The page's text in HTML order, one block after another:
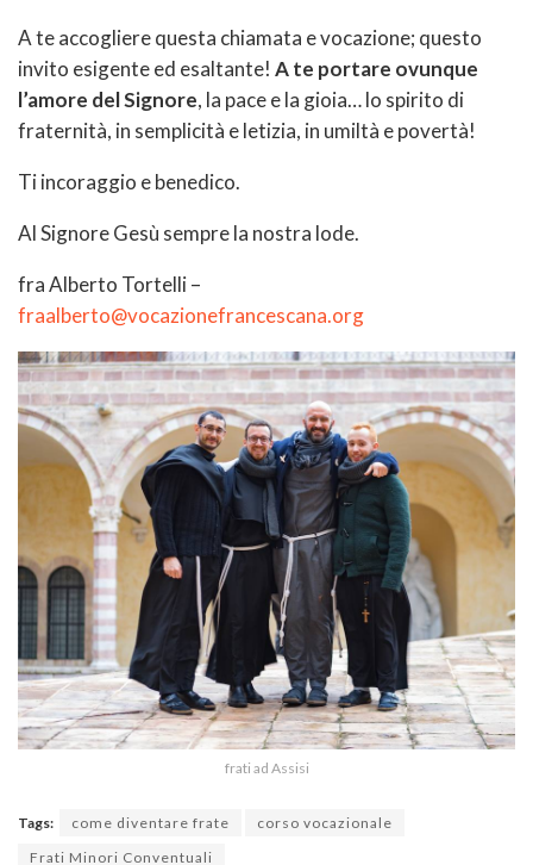
A te accogliere questa chiamata e vocazione; questo
invito esigente ed esaltante! A te portare ovunque
l’amore del Signore, la pace e la gioia… lo spirito di
fraternità, in semplicità e letizia, in umiltà e povertà!
Ti incoraggio e benedico.
Al Signore Gesù sempre la nostra lode.
fra Alberto Tortelli –
fraalberto@vocazionefrancescana.org
frati ad Assisi
Tags: come diventare frate
corso vocazionale
Frati Minori Conventuali